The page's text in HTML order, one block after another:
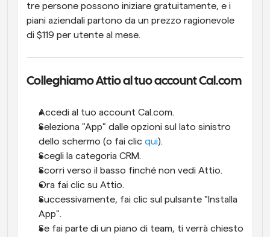
tre persone possono iniziare gratuitamente, e i
piani aziendali partono da un prezzo ragionevole
di $119 per utente al mese.
Colleghiamo Attio al tuo account Cal.com
Accedi al tuo account Cal.com.
Seleziona "App" dalle opzioni sul lato sinistro
dello schermo (o fai clic qui).
Scegli la categoria CRM.
Scorri verso il basso finché non vedi Attio.
Ora fai clic su Attio.
Successivamente, fai clic sul pulsante "Installa
App".
Se fai parte di un piano di team, ti verrà chiesto